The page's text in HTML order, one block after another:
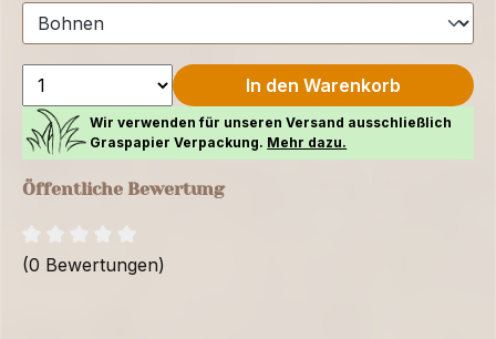
In den Warenkorb
Wir verwenden für unseren Versand ausschließlich
Graspapier Verpackung. Mehr dazu.
Öffentliche Bewertung
(0 Bewertungen)